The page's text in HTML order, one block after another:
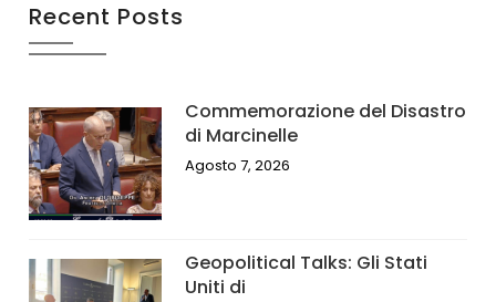
Recent Posts
Commemorazione del Disastro
di Marcinelle
Agosto 7, 2026
Geopolitical Talks: Gli Stati
Uniti di